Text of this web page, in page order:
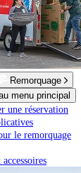
Remorquage
menu principal
une réservation
le remorquage